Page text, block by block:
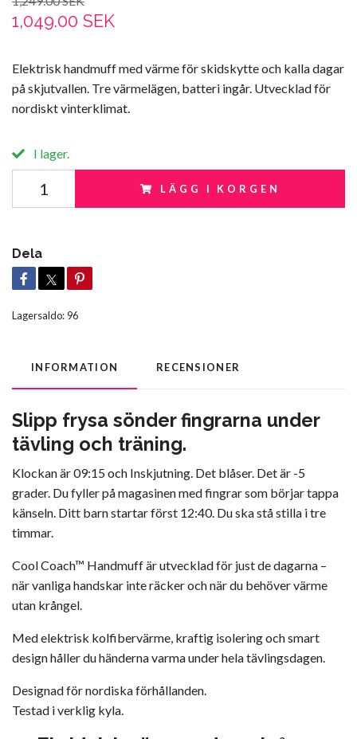
1,049.00 SEK
Elektrisk handmuff med värme för skidskytte och kalla dagar
på skjutvallen. Tre värmelägen, batteri ingår. Utvecklad för
nordiskt vinterklimat.
I lager.
LÄGG I KORGEN
Dela
Lagersaldo:96
INFORMATION RECENSIONER
Slipp frysa sönder fingrarna under
tävling och träning.
Klockan är 09:15 och Inskjutning. Det blåser. Det är -5
grader. Du fyller på magasinen med fingrar som börjar tappa
känseln. Ditt barn startar först 12:40. Du ska stå stilla i tre
timmar.
Cool Coach™ Handmuff är utvecklad för just de dagarna –
när vanliga handskar inte räcker och när du behöver värme
utan krångel.
Med elektrisk kolfibervärme, kraftig isolering och smart
design håller du händerna varma under hela tävlingsdagen.
Designad för nordiska förhållanden.
Testad i verklig kyla.